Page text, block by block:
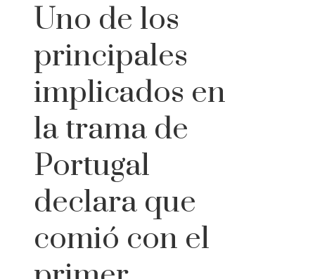
Uno de los
principales
implicados en
la trama de
Portugal
declara que
comió con el